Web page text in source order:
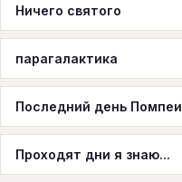
Ничего святого
парагалактика
Последний день Помпеи
Проходят дни я знаю...